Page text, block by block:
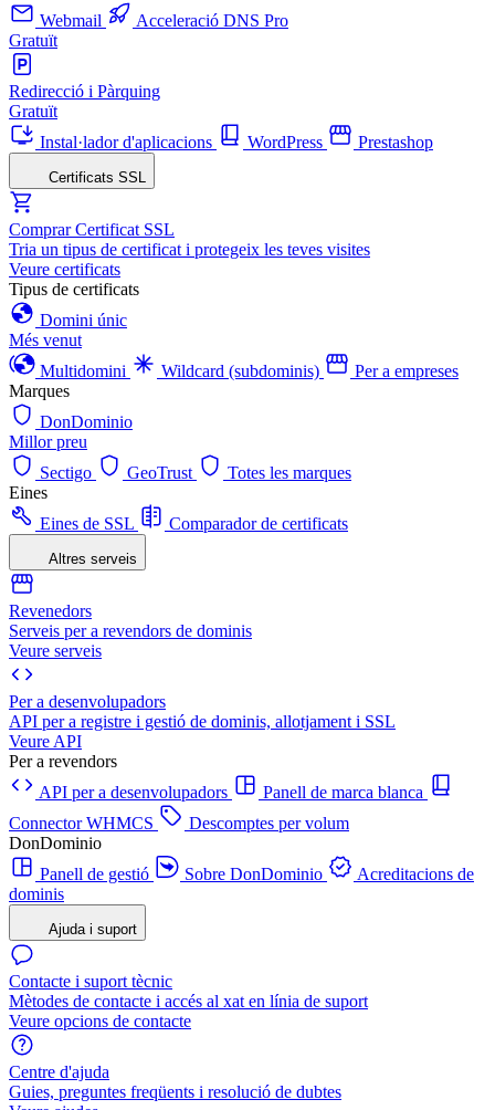
Webmail
Acceleració DNS Pro
Gratuït
Redirecció i Pàrquing
Gratuït
Instal·lador d'aplicacions
WordPress Prestashop
Certificats SSL
Comprar Certificat SSL
Tria un tipus de certificat i protegeix les teves visites
Veure certificats
Tipus de certificats
Domini únic
Més venut
Multidomini
Wildcard (subdominis)
Per a empreses
Marques
DonDominio
Millor preu
Sectigo
GeoTrust
Totes les marques
Eines
Eines de SSL
Comparador de certificats
Altres serveis
Revenedors
Serveis per a revendors de dominis
Veure serveis
Per a desenvolupadors
API per a registre i gestió de dominis, allotjament i SSL
Veure API
Per a revendors
API per a desenvolupadors
Panell de marca blanca
Connector WHMCS
Descomptes per volum
DonDominio
Panell de gestió
Sobre DonDominio
Acreditacions de
dominis
Ajuda i suport
Contacte i suport tècnic
Mètodes de contacte i accés al xat en línia de suport
Veure opcions de contacte
Centre d'ajuda
Guies, preguntes freqüents i resolució de dubtes